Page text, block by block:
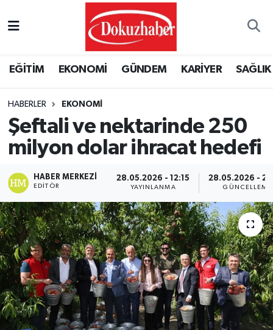
EĞİTİM EKONOMİ GÜNDEM KARİYER SAĞLIK
HABERLER EKONOMI
Şeftali ve nektarinde 250
milyon dolar ihracat hedefi
HABER MERKEZI
EDITÖR
28.05.2026 - 12:15
YAYINLANMA
28.05.2026 -
GÜNCELLEME
Puan Durumu ve Fikstür
Tüm Manşetler
Son Dakika Haberleri
Haber Arşivi